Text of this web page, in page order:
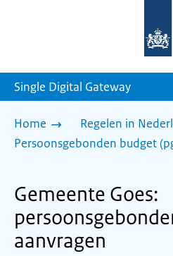
homepage
Single Digital Gateway
Home
Regelen in
Persoonsgebonden budget
Gemeente Goes:
aanvragen